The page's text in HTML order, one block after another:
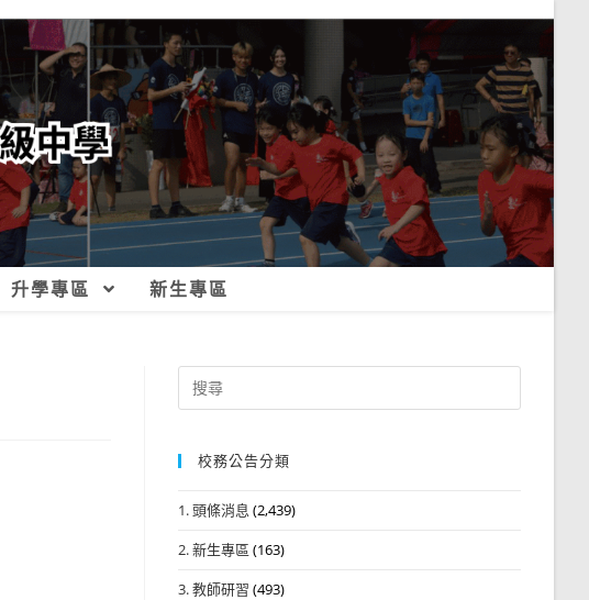
升學專區 新生專區
Search
for:
校務公告分類
1. 頭條消息 (2,439)
2. 新生專區 (163)
3. 教師研習 (493)